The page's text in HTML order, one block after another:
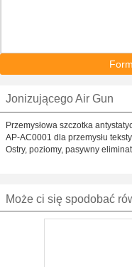
Jonizującego Air Gun
Przemysłowa szczotka
AP-AC0001 dla przemysłu
Ostry, poziomy, pasywny
Może ci się spodobać